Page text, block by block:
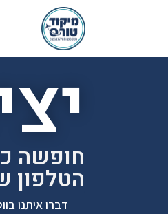
חופשה
הטלפון שלנו:
דברו איתנו